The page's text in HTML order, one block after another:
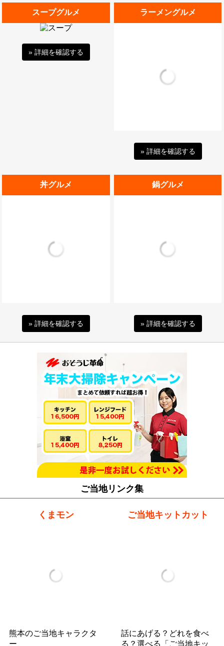
スープグルメ
» 詳細を確認する
ラーメングルメ
» 詳細を確認する
丼グルメ
» 詳細を確認する
鍋グルメ
» 詳細を確認する
ご当地リンク集
くまモン
熊本のご当地キャラクタ
ー
ご当地キットカット
話にあげる？どれを食べ
る？選べる「ご当地キッ